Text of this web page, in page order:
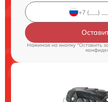
Нажимая на кнопку "Оставить